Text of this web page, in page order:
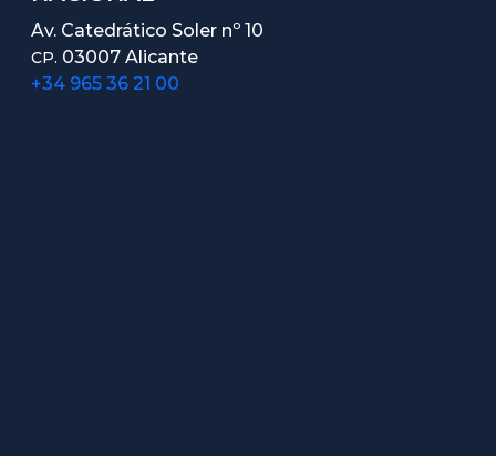
Av. Catedrático Soler nº 10
CP. 03007 Alicante
+34 965 36 21 00